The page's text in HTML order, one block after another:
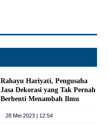
Rahayu Hariyati, Pengusaha
Jasa Dekorasi yang Tak Pernah
Berhenti Menambah Ilmu
28 Mei 2023 | 12:54